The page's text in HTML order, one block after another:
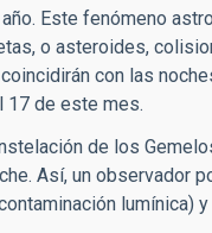
Este fenómeno
o asteroides,
con las
17 de este mes.
de los
Así, un observador
lumínica)